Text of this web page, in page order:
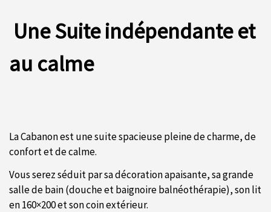
Une Suite indépendante et
au calme
La Cabanon est une suite spacieuse pleine de charme, de
confort et de calme.
Vous serez séduit par sa décoration apaisante, sa grande
salle de bain (douche et baignoire balnéothérapie), son lit
en 160×200 et son coin extérieur.